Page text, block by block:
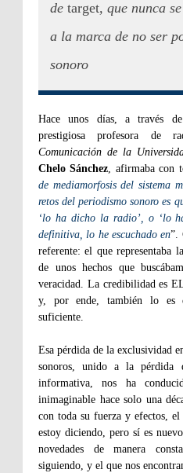
de target, que nunca
a la marca de no ser
sonoro
Hace unos días, a través
prestigiosa profesora de
Comunicación de la
Chelo Sánchez, afirmaba con
de mediamorfosis del sistema
retos del periodismo sonoro es
‘lo ha dicho la radio’, o ‘lo
definitiva, lo he escuchado en”.
referente: el que representaba
de unos hechos que
veracidad. La credibilidad es
y, por ende, también lo es
suficiente.
Esa pérdida de la exclusividad
sonoros, unido a la pérdida
informativa, nos ha
inimaginable hace solo una
con toda su fuerza y efectos,
estoy diciendo, pero sí es
novedades de manera
siguiendo, y el que nos